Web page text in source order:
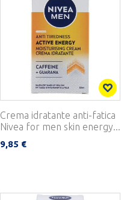
Crema idratante anti-fatica
Nivea for men skin energy...
9,85 €